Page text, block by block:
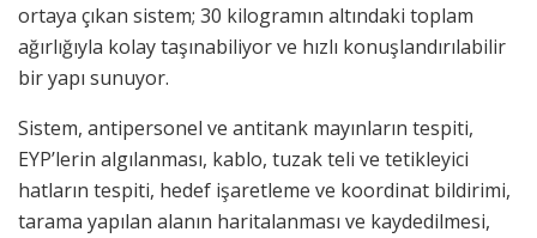
ortaya çıkan sistem; 30 kilogramın altındaki toplam
ağırlığıyla kolay taşınabiliyor ve hızlı konuşlandırılabilir
bir yapı sunuyor.
Sistem, antipersonel ve antitank mayınların tespiti,
EYP’lerin algılanması, kablo, tuzak teli ve tetikleyici
hatların tespiti, hedef işaretleme ve koordinat bildirimi,
tarama yapılan alanın haritalanması ve kaydedilmesi,